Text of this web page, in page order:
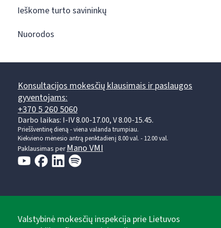
Ieškome turto savininkų
Nuorodos
Konsultacijos mokesčių klausimais ir paslaugos
gyventojams:
+370 5 260 5060
Darbo laikas: I-IV 8.00-17.00, V 8.00-15.45.
Prieššventinę dieną - viena valanda trumpiau.
Kiekvieno mėnesio antrą penktadienį 8.00 val. - 12.00 val.
Paklausimas perMano VMI
Valstybinė mokesčių inspekcija prie Lietuvos